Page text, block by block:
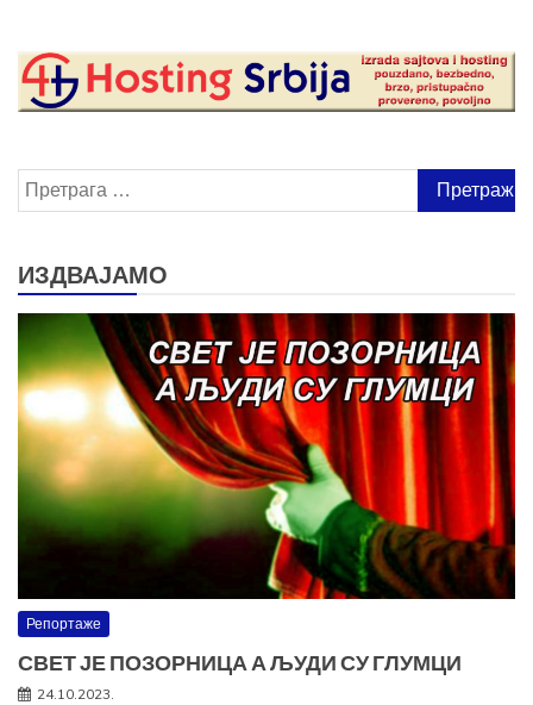
Претрага
за:
ИЗДВАЈАМО
Репортаже
СВЕТ ЈЕ ПОЗОРНИЦА А ЉУДИ СУ ГЛУМЦИ
24.10.2023.